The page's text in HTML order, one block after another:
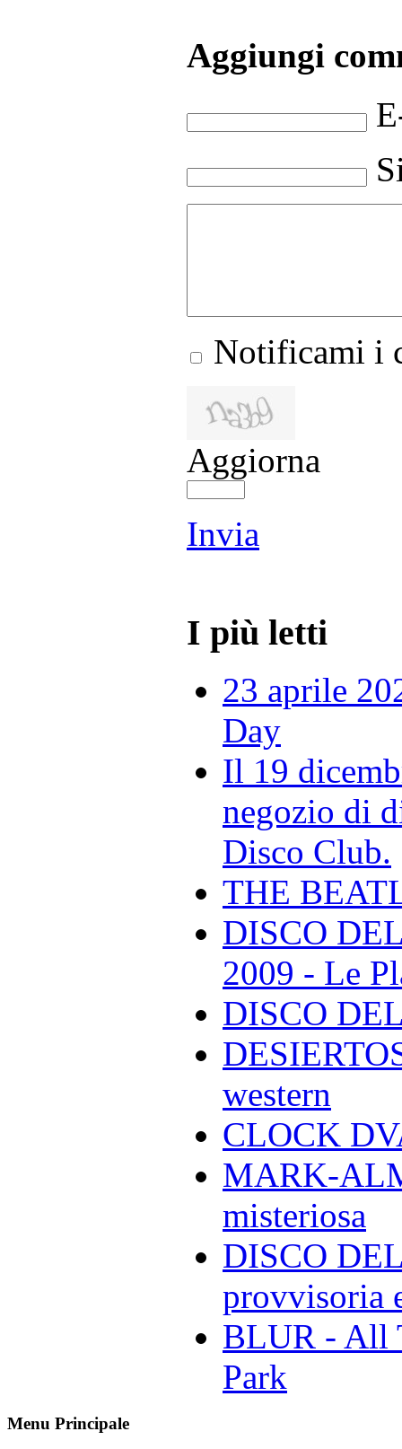
Aggiungi
Notificami i
Aggiorna
Invia
I più letti
23 aprile
Day
Il 19
negozio di
Disco Club.
THE
DISCO
2009 - Le
DISCO
western
CLOCK
MARK-
misteriosa
DISCO
provvisoria
BLUR - All
Park
Menu Principale